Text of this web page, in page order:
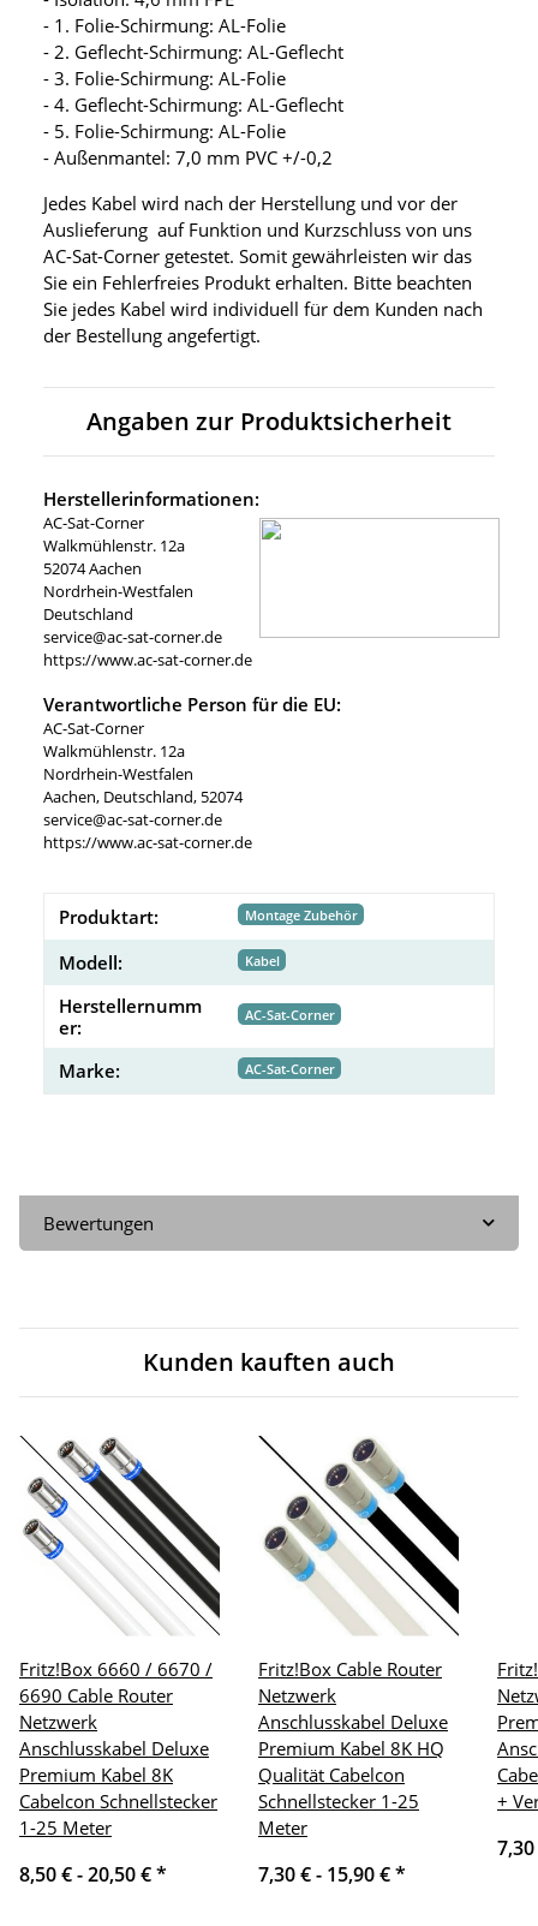
- 1. Folie-Schirmung: AL-Folie
- 2. Geflecht-Schirmung: AL-Geflecht
- 3. Folie-Schirmung: AL-Folie
- 4. Geflecht-Schirmung: AL-Geflecht
- 5. Folie-Schirmung: AL-Folie
- Außenmantel: 7,0 mm PVC +/-0,2
Jedes Kabel wird nach der Herstellung und vor der
Auslieferung auf Funktion und Kurzschluss von uns
AC-Sat-Corner getestet. Somit gewährleisten wir das
Sie ein Fehlerfreies Produkt erhalten. Bitte beachten
Sie jedes Kabel wird individuell für dem Kunden nach
der Bestellung angefertigt.
Angaben zur Produktsicherheit
Herstellerinformationen:
AC-Sat-Corner
Walkmühlenstr. 12a
52074 Aachen
Nordrhein-Westfalen
Deutschland
service@ac-sat-corner.de
https://www.ac-sat-corner.de
Verantwortliche Person für die EU:
AC-Sat-Corner
Walkmühlenstr. 12a
Nordrhein-Westfalen
Aachen, Deutschland, 52074
service@ac-sat-corner.de
https://www.ac-sat-corner.de
Produktart: Montage Zubehör
Modell: Kabel
Herstellernumm
er:
AC-Sat-Corner
Marke: AC-Sat-Corner
Bewertungen
Kunden kauften auch
Fritz!Box 6660 / 6670 /
6690 Cable Router
Netzwerk
Anschlusskabel Deluxe
Premium Kabel 8K
Cabelcon Schnellstecker
1-25 Meter
8,50 € -20,50 €*
Fritz!Box Cable Router
Netzwerk
Anschlusskabel Deluxe
Premium Kabel 8K HQ
Qualität Cabelcon
Schnellstecker 1-25
Meter
7,30 € - 15,90 €*
+